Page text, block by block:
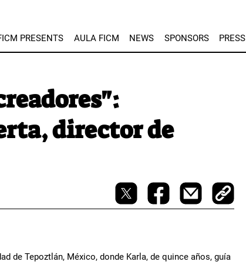
PRESENTS AULA FICM NEWS SPONSORS PRESS
director de
de Tepoztlán, México, donde Karla, de quince años, guía